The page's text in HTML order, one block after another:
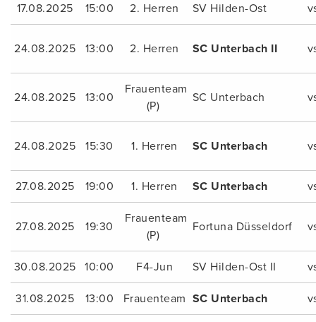
17.08.2025 15:00 2. Herren SV Hilden-Ost
24.08.2025 13:00 2. Herren SC Unterbach II
24.08.2025 13:00
Frauenteam
(P)
SC Unterbach
24.08.2025 15:30 1. Herren SC Unterbach
27.08.2025 19:00 1. Herren SC Unterbach
27.08.2025 19:30
Frauenteam
(P)
Fortuna Düsseldorf
30.08.2025 10:00 F4-Jun SV Hilden-Ost II
31.08.2025 13:00 Frauenteam SC Unterbach